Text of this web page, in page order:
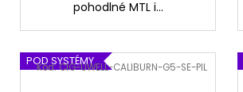
pohodlné MTL i...
POD SYSTÉMY
Kód:CIG-UWELL-CALIBURN-G5-SE-PIL